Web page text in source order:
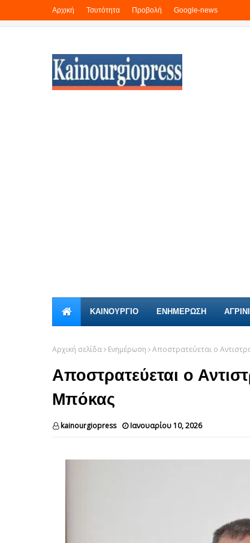
Αρχική Τσυτότητα Προβολή Google-news
ΚΑΙΝΟΎΡΓΙΟ ΕΝΗΜΕΡΩΣΗ
Αρχική σελίδα Ενημέρωση Αποστρατεύεται ο
Αποστρατεύεται ο
Μπόκας
kainourgiopress Ιανουαρίου 10, 2026